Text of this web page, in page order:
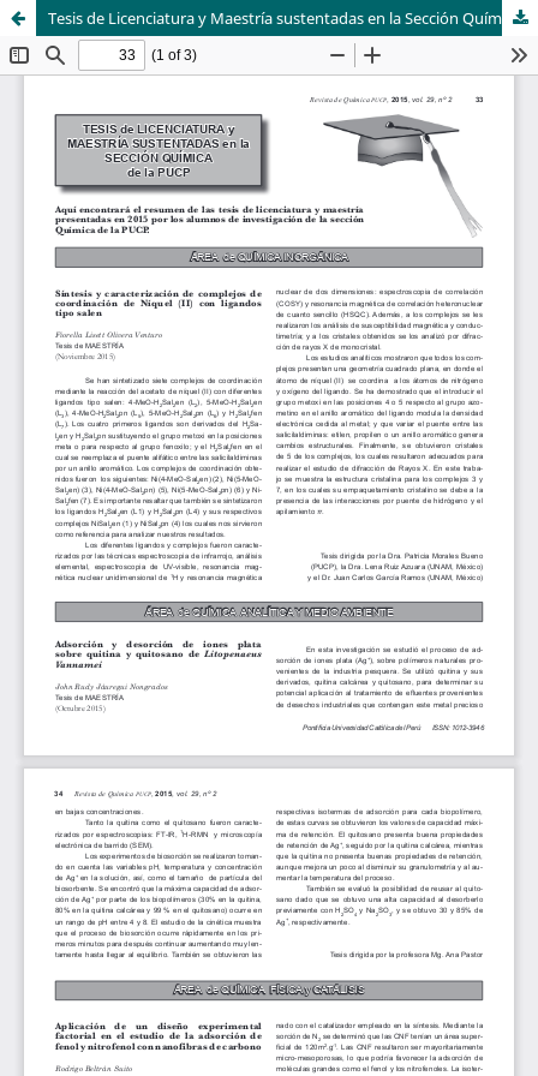
Sistema de
Bibliotecas
Departamento de
Ciencias
Tesis de Licenciatura y Maestría sustentadas en la Sección Química 2015